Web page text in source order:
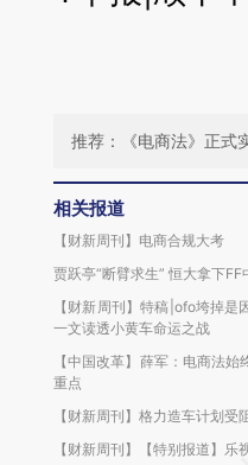
推荐：《电商法》正式
相关报道
【财新周刊】电商合规大考
贾跃亭“断臂求生” 恒大拿下FF
【财新周刊】特稿|ofo垮掉是
一文读透小黄车命运之战
【中国改革】薛军：电商法
重点
【财新周刊】格力造车计划受
【财新周刊】【特别报道】乐